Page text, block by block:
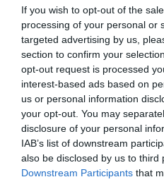
If you wish to opt-out of the
processing of your personal or
targeted advertising by us,
section to confirm your
opt-out request is processed
interest-based ads based on
us or personal information
your opt-out. You may
disclosure of your personal
IAB’s list of downstream
also be disclosed by us to third
Downstream Participants that
Senast uppladdade video